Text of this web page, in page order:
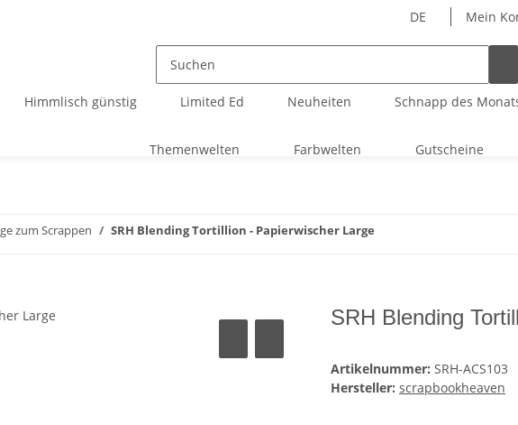
DE Mein
Himmlisch günstig Limited Ed Neuheiten Schnapp des
Themenwelten Farbwelten Gutscheine
zum Scrappen SRH Blending Tortillion - Papierwischer Large
SRH Blending
Artikelnummer: SRH-ACS103
Hersteller: scrapbookheaven